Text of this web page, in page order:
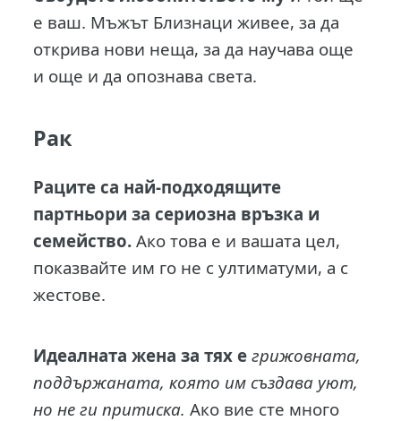
е ваш. Мъжът Близнаци живее, за да
открива нови неща, за да научава още
и още и да опознава света.
Рак
Раците са най-подходящите
партньори за сериозна връзка и
семейство. Ако това е и вашата цел,
показвайте им го не с ултиматуми, а с
жестове.
Идеалната жена за тях е грижовната,
поддържаната, която им създава уют,
но не ги притиска. Ако вие сте много